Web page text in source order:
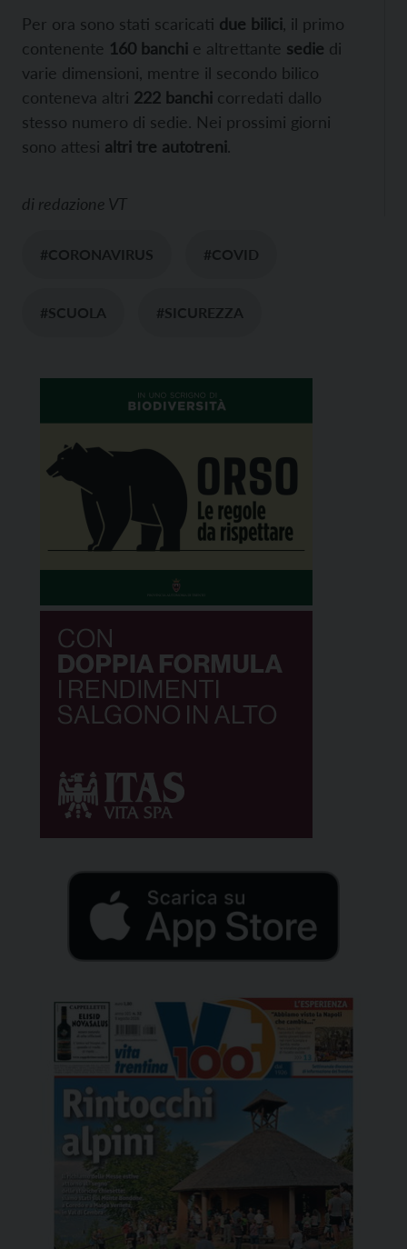
Per ora sono stati scaricati due bilici , il primo
contenente 160 banchi e altrettante sedie di
varie dimensioni, mentre il secondo bilico
conteneva altri 222 banchi corredati dallo
stesso numero di sedie. Nei prossimi giorni
sono attesi altri tre autotreni.
di redazione VT
#CORONAVIRUS #COVID
#SCUOLA #SICUREZZA